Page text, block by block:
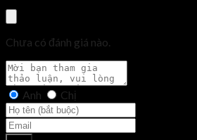
Chưa có đánh giá nào.
Anh Chị